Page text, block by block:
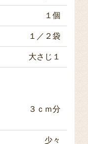
１個
１／２袋
大さじ１
３ｃｍ分
少々